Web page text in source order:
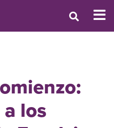
los